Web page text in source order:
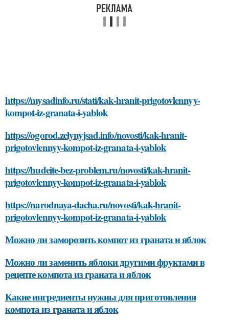
https://mysadinfo.ru/stati/kak-hranit-prigotovlennyy-
kompot-iz-granata-i-yablok
https://ogorod.zelynyjsad.info/novosti/kak-hranit-
prigotovlennyy-kompot-iz-granata-i-yablok
https://hudeite-bez-problem.ru/novosti/kak-hranit-
prigotovlennyy-kompot-iz-granata-i-yablok
https://narodnaya-dacha.ru/novosti/kak-hranit-
prigotovlennyy-kompot-iz-granata-i-yablok
Можно ли заморозить компот из граната и яблок
Можно ли заменить яблоки другими фруктами в
рецепте компота из граната и яблок
Какие ингредиенты нужны для приготовления
компота из граната и яблок